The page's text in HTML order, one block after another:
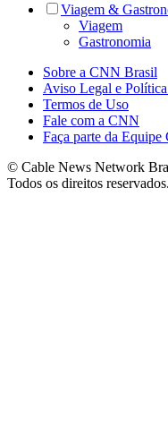
Viagem &
Viagem
Gastronomia
Sobre a CNN Brasil
Aviso Legal e
Termos de Uso
Fale com a CNN
Faça parte da Equipe
© Cable News Network
Todos os direitos reservados.